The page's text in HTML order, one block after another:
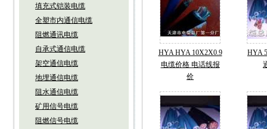
填充式铠装电缆
全塑市内通信电缆
阻燃通讯电缆
自承式通信电缆
架空通信电缆
地埋通信电缆
阻水通信电缆
矿用信号电缆
阻燃信号电缆
HYA HYA 10X2X0.9
电缆价格 电话线报
价
HYA